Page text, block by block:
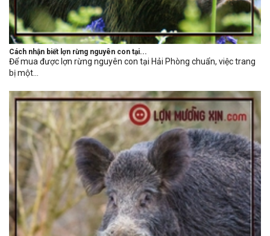
Cách nhận biết lợn rừng nguyên con tại...
Để mua được lợn rừng nguyên con tại Hải Phòng chuẩn, việc trang
bị một...